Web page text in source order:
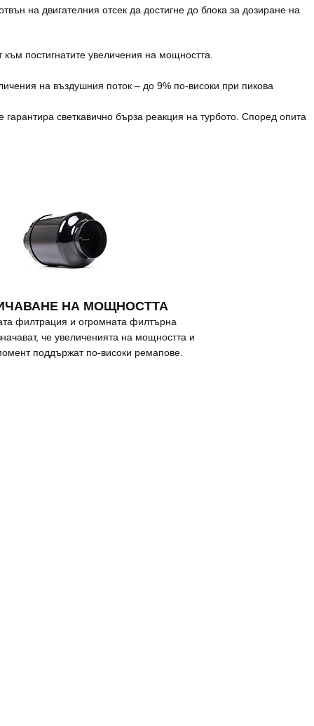
на двигателния отсек да достигне до блока за дозиране на
постигнатите увеличения на мощността.
на въздушния поток – до 9% по-високи при пикова
светкавично бърза реакция на турбото. Според опита
НА МОЩНОСТТА
филтрация и огромната филтърна
че увеличенията на мощността и
поддържат по-високи ремапове.